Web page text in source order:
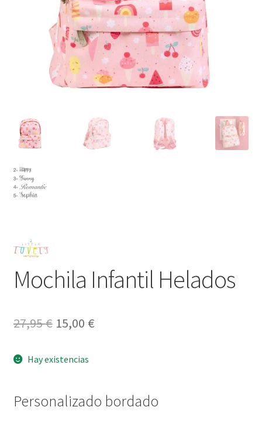
Mochila Infantil Helados
27,95€ El
original
27,95 €.
15,00 €El
15,00 €.
Hay existencias
Personalizado bordado